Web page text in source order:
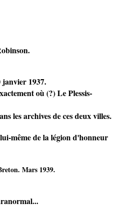
1937.
où (?) Le Plessis-
les archives de ces deux villes.
même de la légion d'honneur
Mars 1939.